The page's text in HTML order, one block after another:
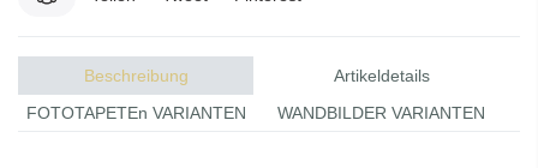
Beschreibung
Artikeldetails
FOTOTAPETEn VARIANTEN
WANDBILDER VARIANTEN